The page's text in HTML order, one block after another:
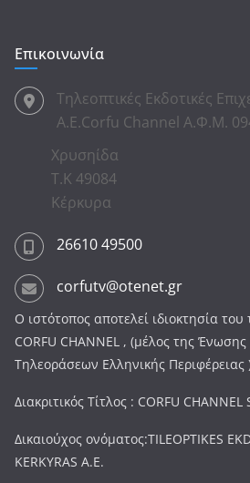
Επικοινωνία
Τηλεοπτικές Εκδοτικές
Α.Ε.Corfu Channel Α.Φ.Μ.
Χρυσηίδα
Τ.Κ 49084
Κέρκυρα
26610 49500
corfutv@otenet.gr
Ο ιστότοπος αποτελεί ιδιοκτησία
CORFU CHANNEL , (μέλος της
Τηλεοράσεων Ελληνικής Περιφέρειας
Διακριτικός Τίτλος : CORFU
Δικαιούχος ονόματος:TILEOPTIKES
KERKYRAS A.E.